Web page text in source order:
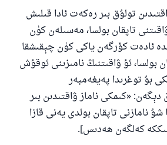
تولۇق بىر رەكەت ئادا قىلىش
تاپقان بولسا، مەسىلەن كۈن
ئادەت كۆرگەن ياكى كۈن چېقىشقا
بولسا، ئۇ ۋاقىتنىڭ نامىزىنى ئوقۇش
بۇ توغرىدا پەيغەمبەر
دېگەن: «كىمكى ناماز ۋاقتىدىن بىر
نامازنى تاپقان بولدى يەنى قازا
كەلگەن ھەدىس].